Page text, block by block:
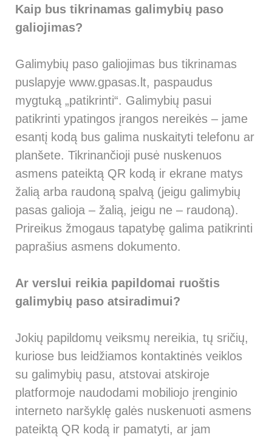
Kaip bus tikrinamas galimybių paso
galiojimas?
Galimybių paso galiojimas bus tikrinamas
puslapyje www.gpasas.lt, paspaudus
mygtuką „patikrinti“. Galimybių pasui
patikrinti ypatingos įrangos nereikės – jame
esantį kodą bus galima nuskaityti telefonu ar
planšete. Tikrinančioji pusė nuskenuos
asmens pateiktą QR kodą ir ekrane matys
žalią arba raudoną spalvą (jeigu galimybių
pasas galioja – žalią, jeigu ne – raudoną).
Prireikus žmogaus tapatybę galima patikrinti
paprašius asmens dokumento.
Ar verslui reikia papildomai ruoštis
galimybių paso atsiradimui?
Jokių papildomų veiksmų nereikia, tų sričių,
kuriose bus leidžiamos kontaktinės veiklos
su galimybių pasu, atstovai atskiroje
platformoje naudodami mobiliojo įrenginio
interneto naršyklę galės nuskenuoti asmens
pateiktą QR kodą ir pamatyti, ar jam